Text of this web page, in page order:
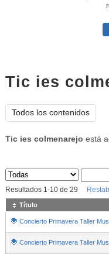
Tic ies
Todos los contenidos
Tic ies colmenarejo está
Sus archivos
Resultados 1-10de 29
Título
Concierto Primavera Taller
Concierto Primavera Taller